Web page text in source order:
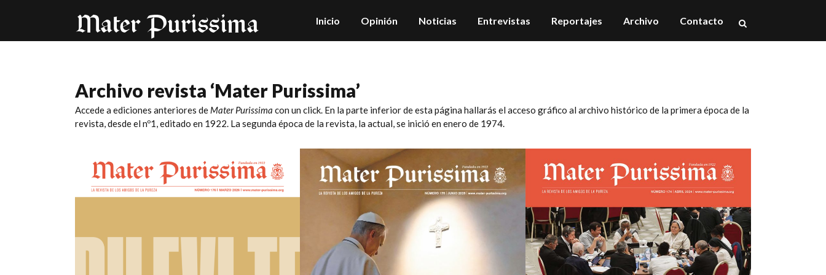
Inicio Opinión Noticias Entrevistas Reportajes Archivo Contacto
Archivo revista ‘Mater Purissima’
Accede a ediciones anteriores de Mater Purissima con un click. En la parte inferior de esta página hallarás el acceso gráfico al archivo histórico de la primera época de la
revista, desde el nº1, editado en 1922. La segunda época de la revista, la actual, se inició en enero de 1974.